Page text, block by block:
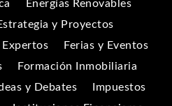
Energías Renovables
y Proyectos
Expertos
Ferias y Eventos
Formación Inmobiliaria
y Debates
Impuestos